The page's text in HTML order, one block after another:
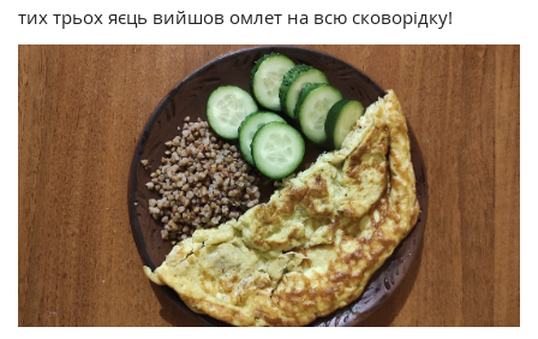
тих трьох яєць вийшов омлет на всю сковорідку!